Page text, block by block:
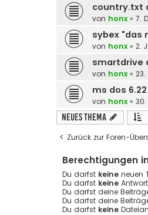
country.txt
von honx » 7.
sybex "das
von honx » 2.
smartdrive
von honx » 23.
ms dos
von honx »
Neues Thema
Zurück zur Foren-
Berechtigungen
Du darfst keine neuen
Du darfst keine
Du darfst deine
Du darfst deine
Du darfst keine